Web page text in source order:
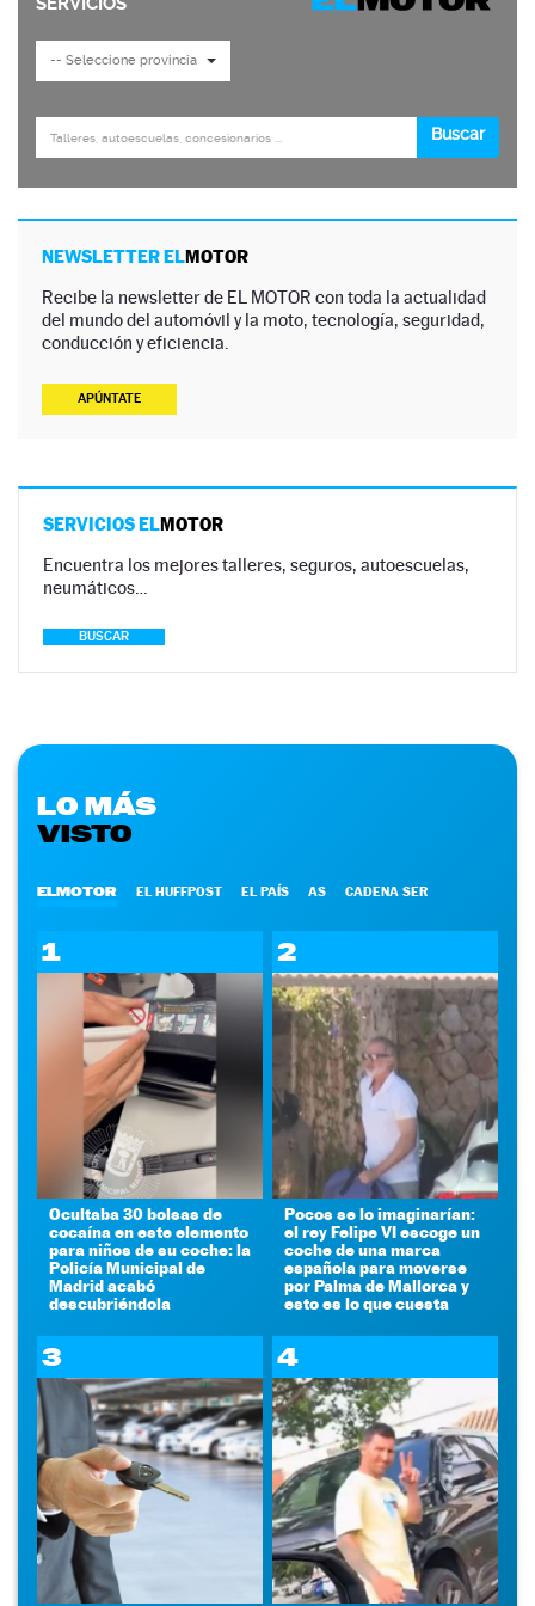
NEWSLETTER ELMOTOR
Recibe la newsletter de EL MOTOR con toda la actualidad
del mundo del automóvil y la moto, tecnología, seguridad,
conducción y eficiencia.
APÚNTATE
SERVICIOS ELMOTOR
Encuentra los mejores talleres, seguros, autoescuelas,
neumáticos…
BUSCAR
LO MÁS
VISTO
ELMOTOR EL HUFFPOST EL PAÍS AS CADENA SER
1
Ocultaba 30 bolsas de
cocaína en este elemento
para niños de su coche: la
Policía Municipal de
Madrid acabó
descubriéndola
2
Pocos se lo imaginarían:
el rey Felipe VI escoge un
coche de una marca
española para moverse
por Palma de Mallorca y
esto es lo que cuesta
3 4